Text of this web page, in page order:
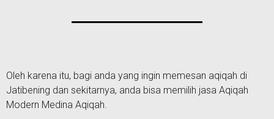
Oleh karena itu, bagi anda yang ingin memesan aqiqah di
Jatibening dan sekitarnya, anda bisa memilih jasa Aqiqah
Modern Medina Aqiqah.